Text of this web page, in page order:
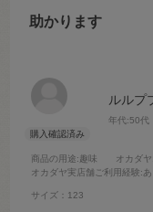
ルルプ
年代:50代
商品の用途:趣味 オカダ
オカダヤ実店舗ご利用経験:あ
サイズ：123
助かります